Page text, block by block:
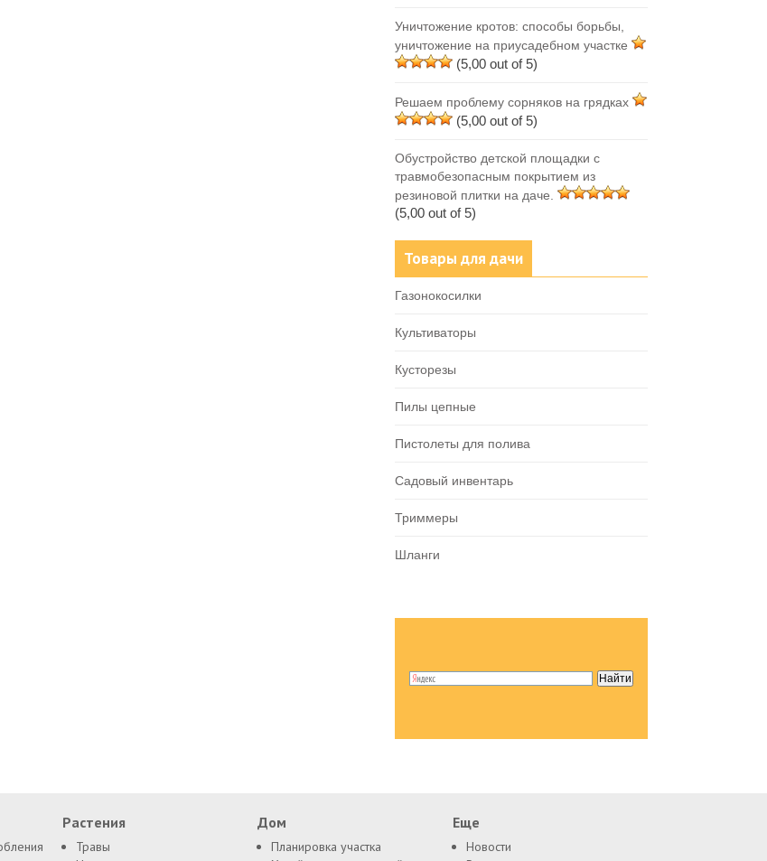
Уничтожение кротов: способы борьбы,
уничтожение на приусадебном участке
(5,00 out of 5)
Решаем проблему сорняков на грядках
(5,00 out of 5)
Обустройство детской площадки с
травмобезопасным покрытием из
резиновой плитки на даче.
(5,00 out of 5)
Товары для дачи
Газонокосилки
Культиваторы
Кусторезы
Пилы цепные
Пистолеты для полива
Садовый инвентарь
Триммеры
Шланги
Растения
Травы
Дом
Планировка участка
Еще
Новости